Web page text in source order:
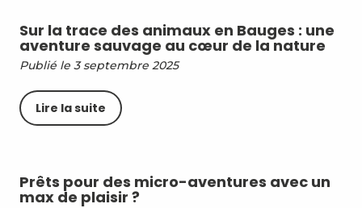
Sur la trace des animaux en Bauges : une
aventure sauvage au cœur de la nature
Publié le 3 septembre 2025
Lire la suite
Prêts pour des micro-aventures avec un
max de plaisir ?